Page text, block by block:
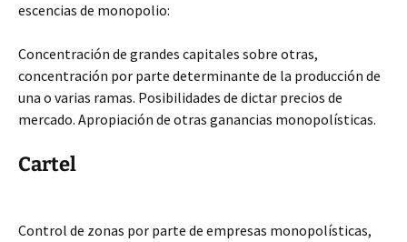
escencias de monopolio:
Concentración de grandes capitales sobre otras,
concentración por parte determinante de la producción de
una o varias ramas. Posibilidades de dictar precios de
mercado. Apropiación de otras ganancias monopolísticas.
Cartel
Control de zonas por parte de empresas monopolísticas,